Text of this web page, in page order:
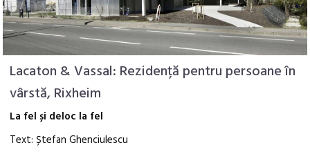
Lacaton & Vassal: Rezidență pentru persoane în
vârstă, Rixheim
La fel și deloc la fel
Text: Ștefan Ghenciulescu